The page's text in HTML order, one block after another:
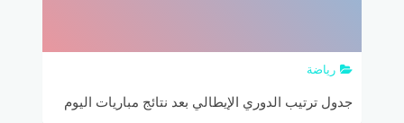
رياضة
جدول ترتيب الدوري الإيطالي بعد نتائج مباريات اليوم